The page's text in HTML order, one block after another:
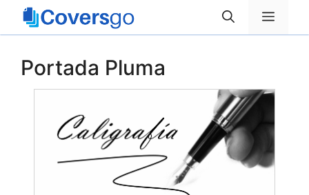
Saltar
Menú
Portada Pluma